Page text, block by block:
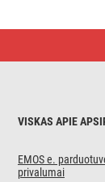
VISKAS APIE
EMOS e.
privalumai